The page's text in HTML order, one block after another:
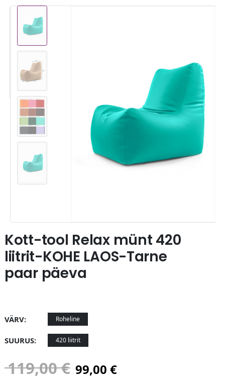
Kott-tool Relax münt 420
liitrit-KOHE LAOS-Tarne
paar päeva
VÄRV Roheline
SUURUS 420 liitrit
119,00€ 99,00€